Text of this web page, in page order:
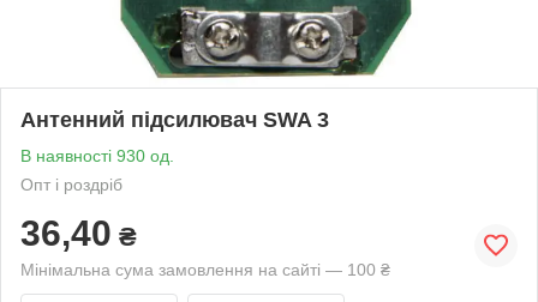
Антенний підсилювач SWA 3
В наявності 930 од.
Опт і роздріб
36,40 ₴
Мінімальна сума замовлення на сайті — 100 ₴